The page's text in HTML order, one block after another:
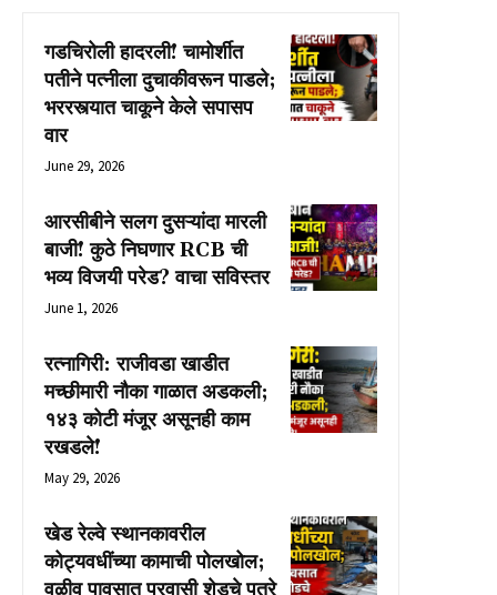
गडचिरोली हादरली! चामोर्शीत
पतीने पत्नीला दुचाकीवरून पाडले;
भररस्त्यात चाकूने केले सपासप
वार
June 29, 2026
आरसीबीने सलग दुसऱ्यांदा मारली
बाजी! कुठे निघणार RCB ची
भव्य विजयी परेड? वाचा सविस्तर
June 1, 2026
रत्नागिरी: राजीवडा खाडीत
मच्छीमारी नौका गाळात अडकली;
१४३ कोटी मंजूर असूनही काम
रखडले!
May 29, 2026
खेड रेल्वे स्थानकावरील
कोट्यवधींच्या कामाची पोलखोल;